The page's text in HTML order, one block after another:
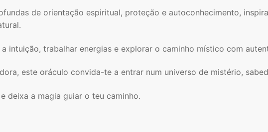
de orientação espiritual, proteção e autoconhecimento,
intuição, trabalhar energias e explorar o caminho místico com
este oráculo convida-te a entrar num universo de mistério,
deixa a magia guiar o teu caminho.